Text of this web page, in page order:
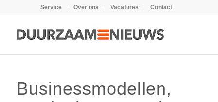
Service Over ons Vacatures Contact
Businessmodellen,